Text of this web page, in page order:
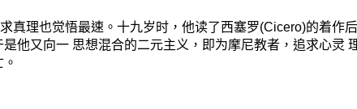
理也觉悟最速。十九岁时，他读了西塞罗(Cicero)的着作
他又向一 思想混合的二元主义，即为摩尼教者，追求心